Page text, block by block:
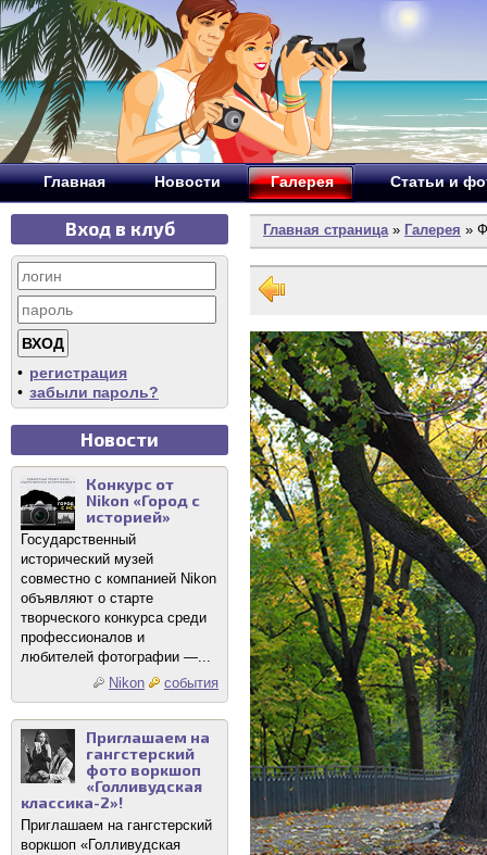
Главная Новости Галерея Статьи и
Вход в клуб
• регистрация
• забыли пароль?
Новости
Конкурс от
Nikon «Город с
историей»
Государственный
исторический музей
совместно с компанией Nikon
объявляют о старте
творческого конкурса среди
профессионалов и
любителей фотографии —...
Nikon
события
Приглашаем на
гангстерский
фото воркшоп
«Голливудская
классика-2»!
Приглашаем на гангстерский
воркшоп «Голливудская
Главная страница» Галерея »